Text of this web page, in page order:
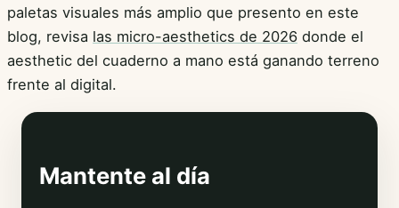
paletas visuales más amplio que presento en este
blog, revisa las micro-aesthetics de 2026 donde el
aesthetic del cuaderno a mano está ganando terreno
frente al digital.
Mantente al día